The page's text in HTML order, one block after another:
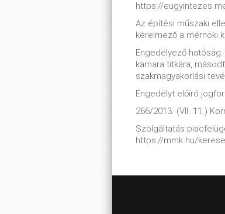
https://
Az építési műszaki
kérelmező a mérnöki
Engedélyező
kamara titkára,
szakmagyakorlási
Engedélyt előíró
266/2013. (VII. 11.)
Szolgáltatás
https://mmk.hu/